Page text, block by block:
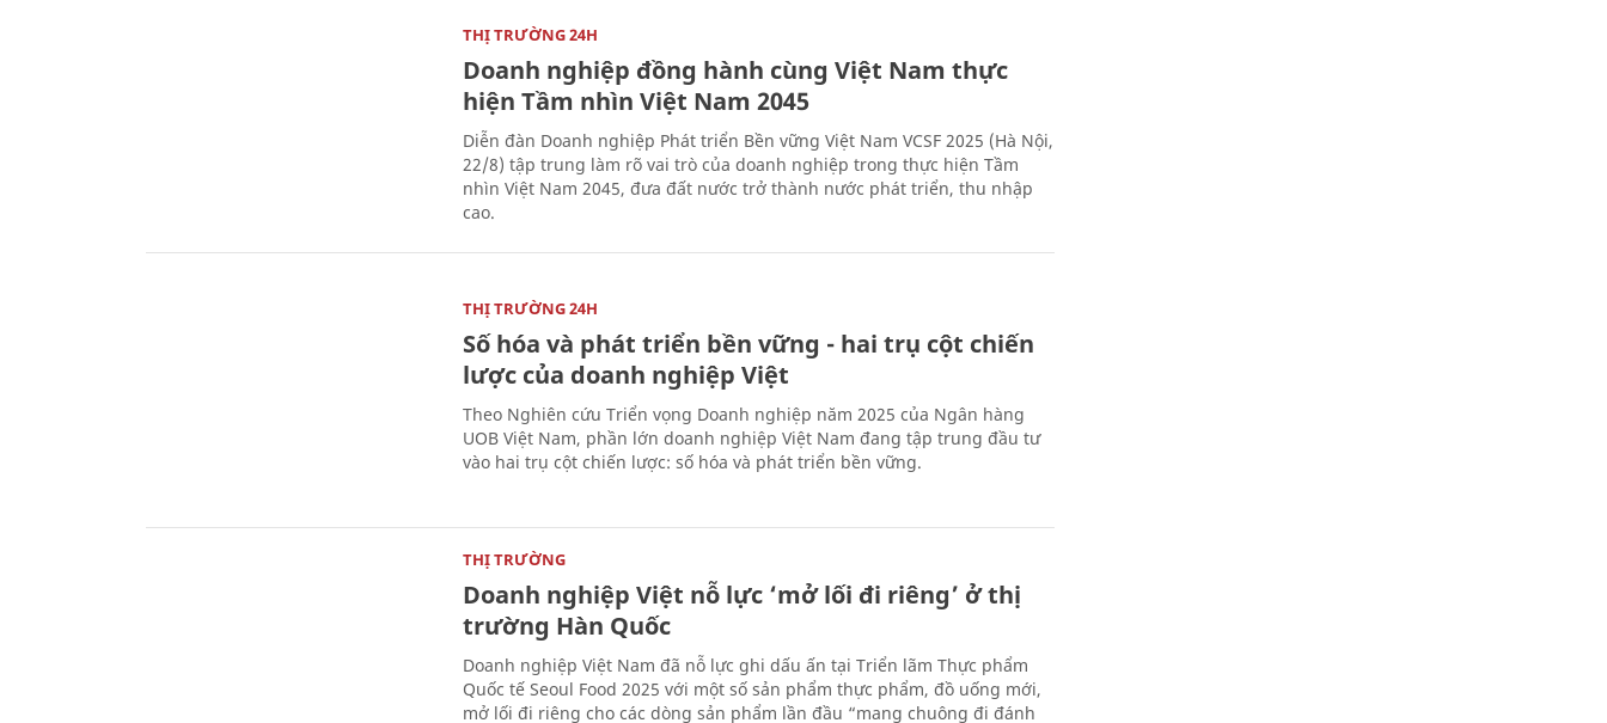
THỊ TRƯỜNG 24H
Doanh nghiệp đồng hành cùng Việt Nam thực
hiện Tầm nhìn Việt Nam 2045
Diễn đàn Doanh nghiệp Phát triển Bền vững Việt Nam VCSF 2025 (Hà Nội,
22/8) tập trung làm rõ vai trò của doanh nghiệp trong thực hiện Tầm
nhìn Việt Nam 2045, đưa đất nước trở thành nước phát triển, thu nhập
cao.
THỊ TRƯỜNG 24H
Số hóa và phát triển bền vững - hai trụ cột chiến
lược của doanh nghiệp Việt
Theo Nghiên cứu Triển vọng Doanh nghiệp năm 2025 của Ngân hàng
UOB Việt Nam, phần lớn doanh nghiệp Việt Nam đang tập trung đầu tư
vào hai trụ cột chiến lược: số hóa và phát triển bền vững.
THỊ TRƯỜNG
Doanh nghiệp Việt nỗ lực ‘mở lối đi riêng’ ở thị
trường Hàn Quốc
Doanh nghiệp Việt Nam đã nỗ lực ghi dấu ấn tại Triển lãm Thực phẩm
Quốc tế Seoul Food 2025 với một số sản phẩm thực phẩm, đồ uống mới,
mở lối đi riêng cho các dòng sản phẩm lần đầu “mang chuông đi đánh